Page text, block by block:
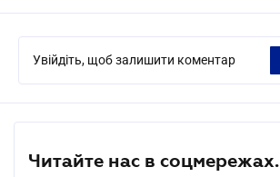
Увійдіть, щоб залишити коментар
Читайте нас в соцмережах.